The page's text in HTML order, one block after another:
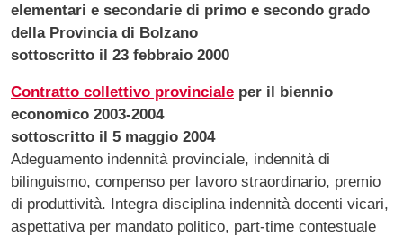
elementari e secondarie di primo e secondo grado
della Provincia di Bolzano
sottoscritto il 23 febbraio 2000
Contratto collettivo provinciale per il biennio
economico 2003-2004
sottoscritto il 5 maggio 2004
Adeguamento indennità provinciale, indennità di
bilinguismo, compenso per lavoro straordinario, premio
di produttività. Integra disciplina indennità docenti vicari,
aspettativa per mandato politico, part-time contestuale